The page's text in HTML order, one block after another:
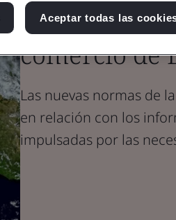
para las
comercio de
Las nuevas normas de
en relación con los
impulsadas por las
Aceptar todas las